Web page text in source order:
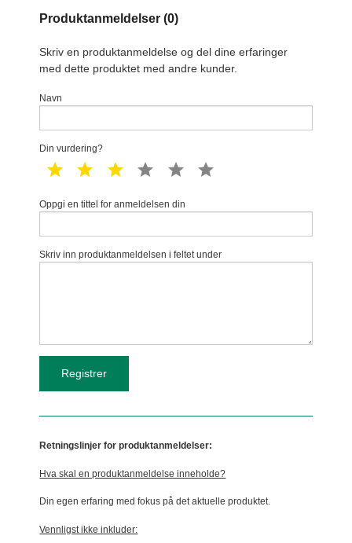
Produktanmeldelser (0)
Skriv en produktanmeldelse og del dine erfaringer
med dette produktet med andre kunder.
Navn
Din vurdering?
1 star 2 star 3 star 4 star 5 star
Oppgi en tittel for anmeldelsen din
Skriv inn produktanmeldelsen i feltet under
Retningslinjer for produktanmeldelser:
Hva skal en produktanmeldelse inneholde?
Din egen erfaring med fokus på det aktuelle produktet.
Vennligst ikke inkluder: